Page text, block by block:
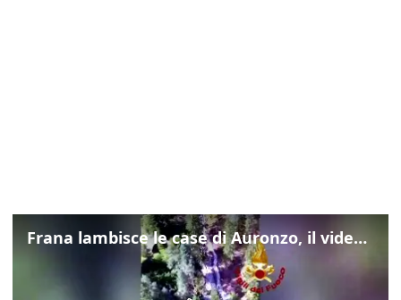
Frana lambisce le case di Auronzo, il video dall'elicottero dei vigili del fuoco